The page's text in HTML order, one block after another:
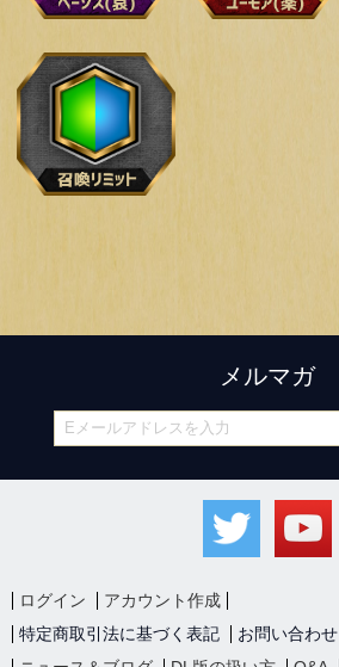
メルマガ
ログイン
アカウント作成
特定商取引法に基づく表記
お問い合わせ